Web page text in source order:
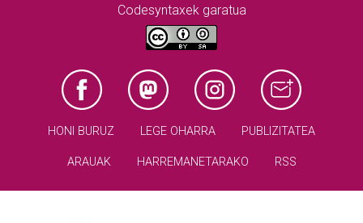
Codesyntaxek garatua
HONI BURUZ LEGE OHARRA PUBLIZITATEA
ARAUAK HARREMANETARAKO RSS